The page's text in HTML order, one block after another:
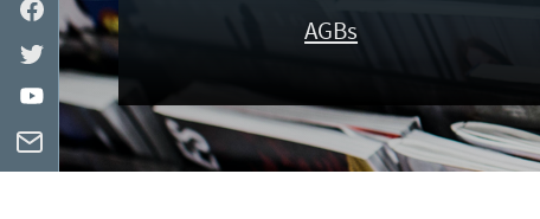
AGBs